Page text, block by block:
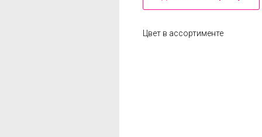
Цвет в ассортименте